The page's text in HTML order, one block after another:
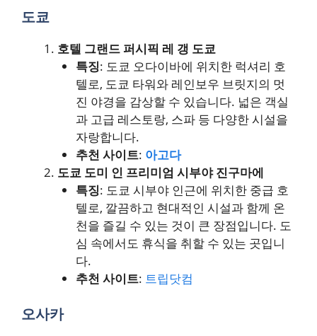
도쿄
호텔 그랜드 퍼시픽 레 갱 도쿄
특징: 도쿄 오다이바에 위치한 럭셔리 호
텔로, 도쿄 타워와 레인보우 브릿지의 멋
진 야경을 감상할 수 있습니다. 넓은 객실
과 고급 레스토랑, 스파 등 다양한 시설을
자랑합니다.
추천 사이트: 아고다
도쿄 도미 인 프리미엄 시부야 진구마에
특징: 도쿄 시부야 인근에 위치한 중급 호
텔로, 깔끔하고 현대적인 시설과 함께 온
천을 즐길 수 있는 것이 큰 장점입니다. 도
심 속에서도 휴식을 취할 수 있는 곳입니
다.
추천 사이트: 트립닷컴
오사카